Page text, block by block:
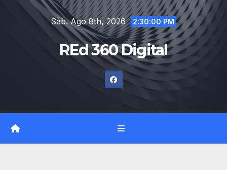
Sáb. Ago 8th, 2026 2:30:01 PM
REd 360 Digital